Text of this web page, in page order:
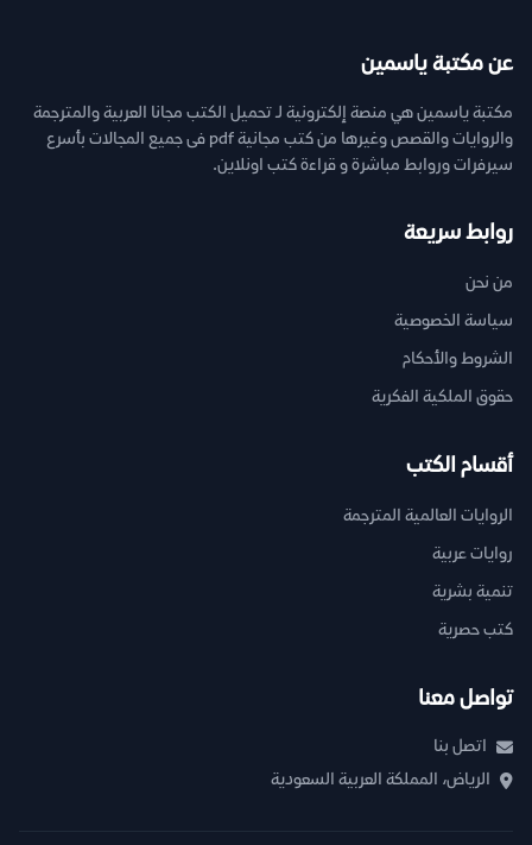
عن مكتبة ياسمين
مكتبة ياسمين هي منصة إلكترونية لـ تحميل الكتب مجانا العربية والمترجمة
والروايات والقصص وغيرها من كتب مجانية pdf فى جميع المجالات بأسرع
سيرفرات وروابط مباشرة و قراءة كتب اونلاين.
روابط سريعة
من نحن
سياسة الخصوصية
الشروط والأحكام
حقوق الملكية الفكرية
أقسام الكتب
الروايات العالمية المترجمة
روايات عربية
تنمية بشرية
كتب حصرية
تواصل معنا
اتصل بنا
الرياض، المملكة العربية السعودية